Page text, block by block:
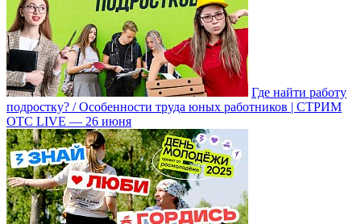
Где найти работу
подростку? / Особенности труда юных работников | СТРИМ
ОТС LIVE — 26 июня